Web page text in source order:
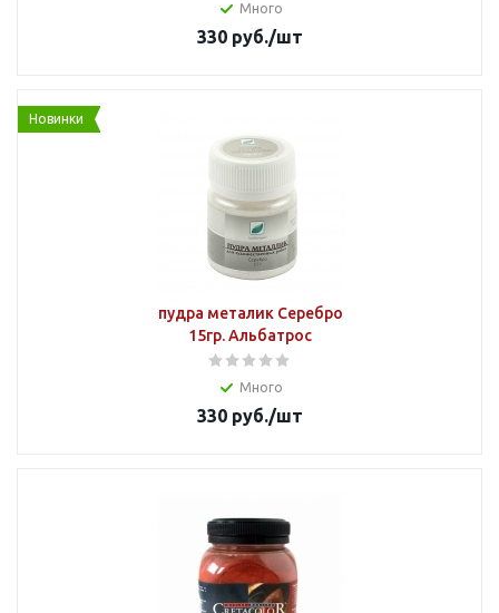
Много
330 руб./шт
Новинки
пудра металик Серебро
15гр. Альбатрос
Много
330 руб./шт